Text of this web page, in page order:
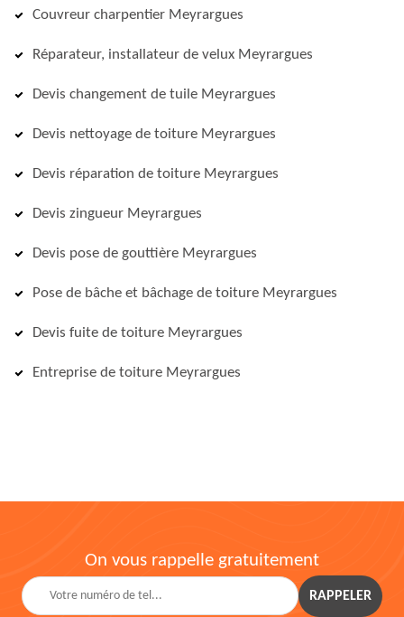
Couvreur charpentier Meyrargues
Réparateur, installateur de velux Meyrargues
Devis changement de tuile Meyrargues
Devis nettoyage de toiture Meyrargues
Devis réparation de toiture Meyrargues
Devis zingueur Meyrargues
Devis pose de gouttière Meyrargues
Pose de bâche et bâchage de toiture Meyrargues
Devis fuite de toiture Meyrargues
Entreprise de toiture Meyrargues
On vous rappelle gratuitement